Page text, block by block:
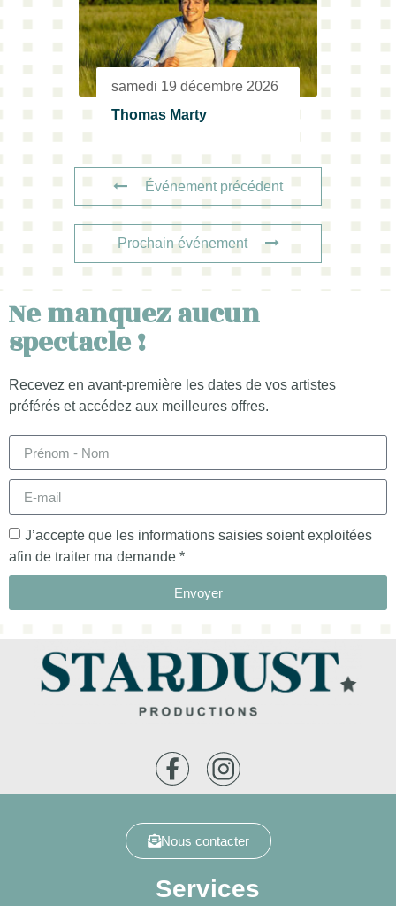
samedi 19 décembre 2026
Thomas Marty
Événement précédent
Prochain événement
Ne manquez aucun
spectacle !
Recevez en avant-première les dates de vos artistes
préférés et accédez aux meilleures offres.
J’accepte que les informations saisies soient exploitées
afin de traiter ma demande *
Envoyer
Nous contacter
Services